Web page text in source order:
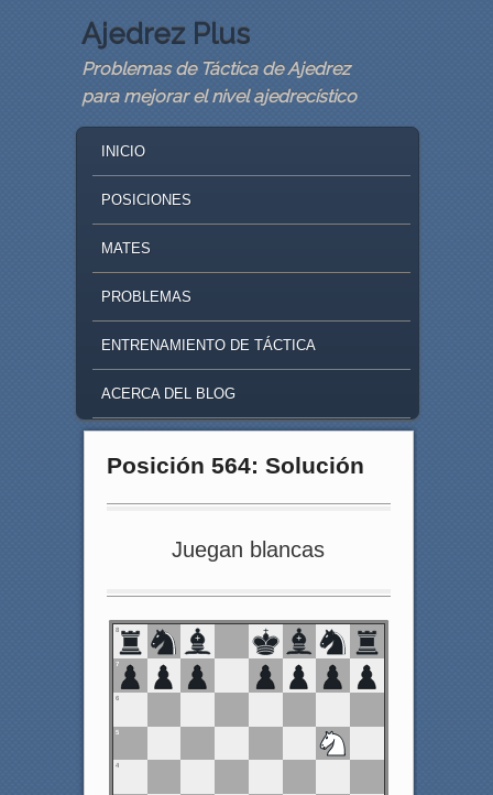
Ajedrez Plus
Problemas de Táctica de Ajedrez
para mejorar el nivel ajedrecístico
SKIP TO PRIMARY CONTENT
SKIP TO SECONDARY CONTENT
INICIO
POSICIONES
MATES
PROBLEMAS
ENTRENAMIENTO DE TÁCTICA
ACERCA DEL BLOG
Posición 564: Solución
Juegan blancas
8
7
6
5
4